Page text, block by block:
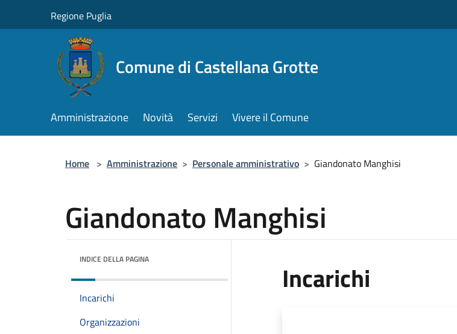
Regione Puglia
Comune di Castellana Grotte
Amministrazione Novità Servizi Vivere il Comune
Home > Amministrazione > Personale amministrativo > Giandonato Manghisi
Giandonato Manghisi
INDICE DELLA PAGINA
Incarichi
Organizzazioni
Incarichi